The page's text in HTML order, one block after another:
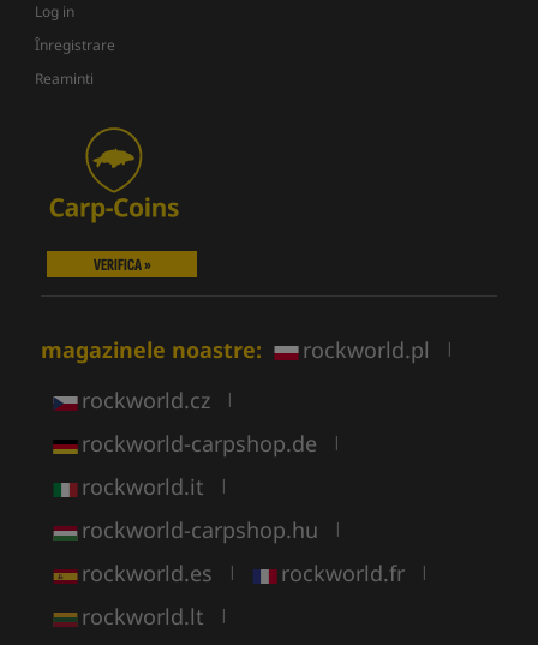
Log in
Înregistrare
Reaminti
VERIFICA »
magazinele noastre: rockworld.pl |
rockworld.cz |
rockworld-carpshop.de |
rockworld.it |
rockworld-carpshop.hu |
rockworld.es | rockworld.fr |
rockworld.lt |